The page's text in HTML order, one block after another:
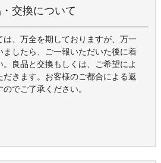
交換について
、万全を期しておりますが、万一
したら、ご一報いただいた後に着
良品と交換もしくは、ご希望によ
だきます。お客様のご都合による返
でご了承ください。